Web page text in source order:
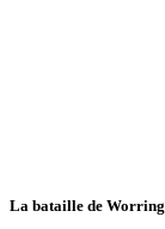
La bataille de